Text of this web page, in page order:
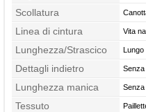
Scollatura
Linea di cintura Vita
Lunghezza/Strascico Lungo
Dettagli indietro
Lunghezza manica
Tessuto